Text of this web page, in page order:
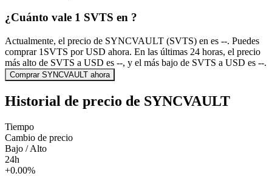
¿Cuánto vale 1 SVTS en ?
Actualmente, el precio de SYNCVAULT (SVTS) en es --. Puedes
comprar 1SVTS por USD ahora. En las últimas 24 horas, el precio
más alto de SVTS a USD es --, y el más bajo de SVTS a USD es --.
Comprar SYNCVAULT ahora
Historial de precio de SYNCVAULT
Tiempo
Cambio de precio
Bajo / Alto
24h
+0.00%